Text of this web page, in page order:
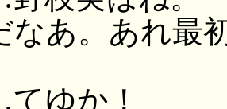
なあ。あれ最
ゆか！